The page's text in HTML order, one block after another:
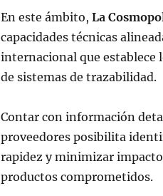
En este ámbito, La
capacidades técnicas
internacional que establece
de sistemas de trazabilidad.
Contar con información
proveedores posibilita
rapidez y minimizar
productos comprometidos.